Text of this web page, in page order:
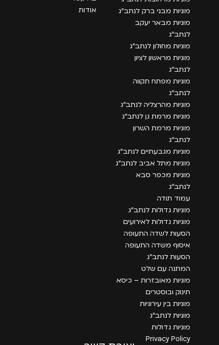
מוניות מבני ברק לנתב״ג
מוניות מבאר יעקב
לנתב״ג
מוניות מחולון לנתב״ג
מוניות מראשון לציון
לנתב״ג
מוניות מפתח תקווה
לנתב״ג
מוניות מהרצליה לנתב״ג
מוניות מרמת גן לנתב״ג
מוניות מרמת השרון
לנתב״ג
מוניות מגבעתיים לנתב״ג
מוניות מתל אביב לנתב״ג
מוניות מכפר סבא
לנתב״ג
עמוד תודה
מוניות גדולות לנתב״ג
מוניות גדולות לאירועים
הסעות לשדה התעופה
איסוף משדה התעופה
הסעות לנתב״ג
המתנה עם שלט
מוניות מאובזרות – כיסא
תינוק ובוסטרים
מוניות בין עירוניות
מוניות לנתב״ג
מוניות גדולות
Privacy Policy
אודות